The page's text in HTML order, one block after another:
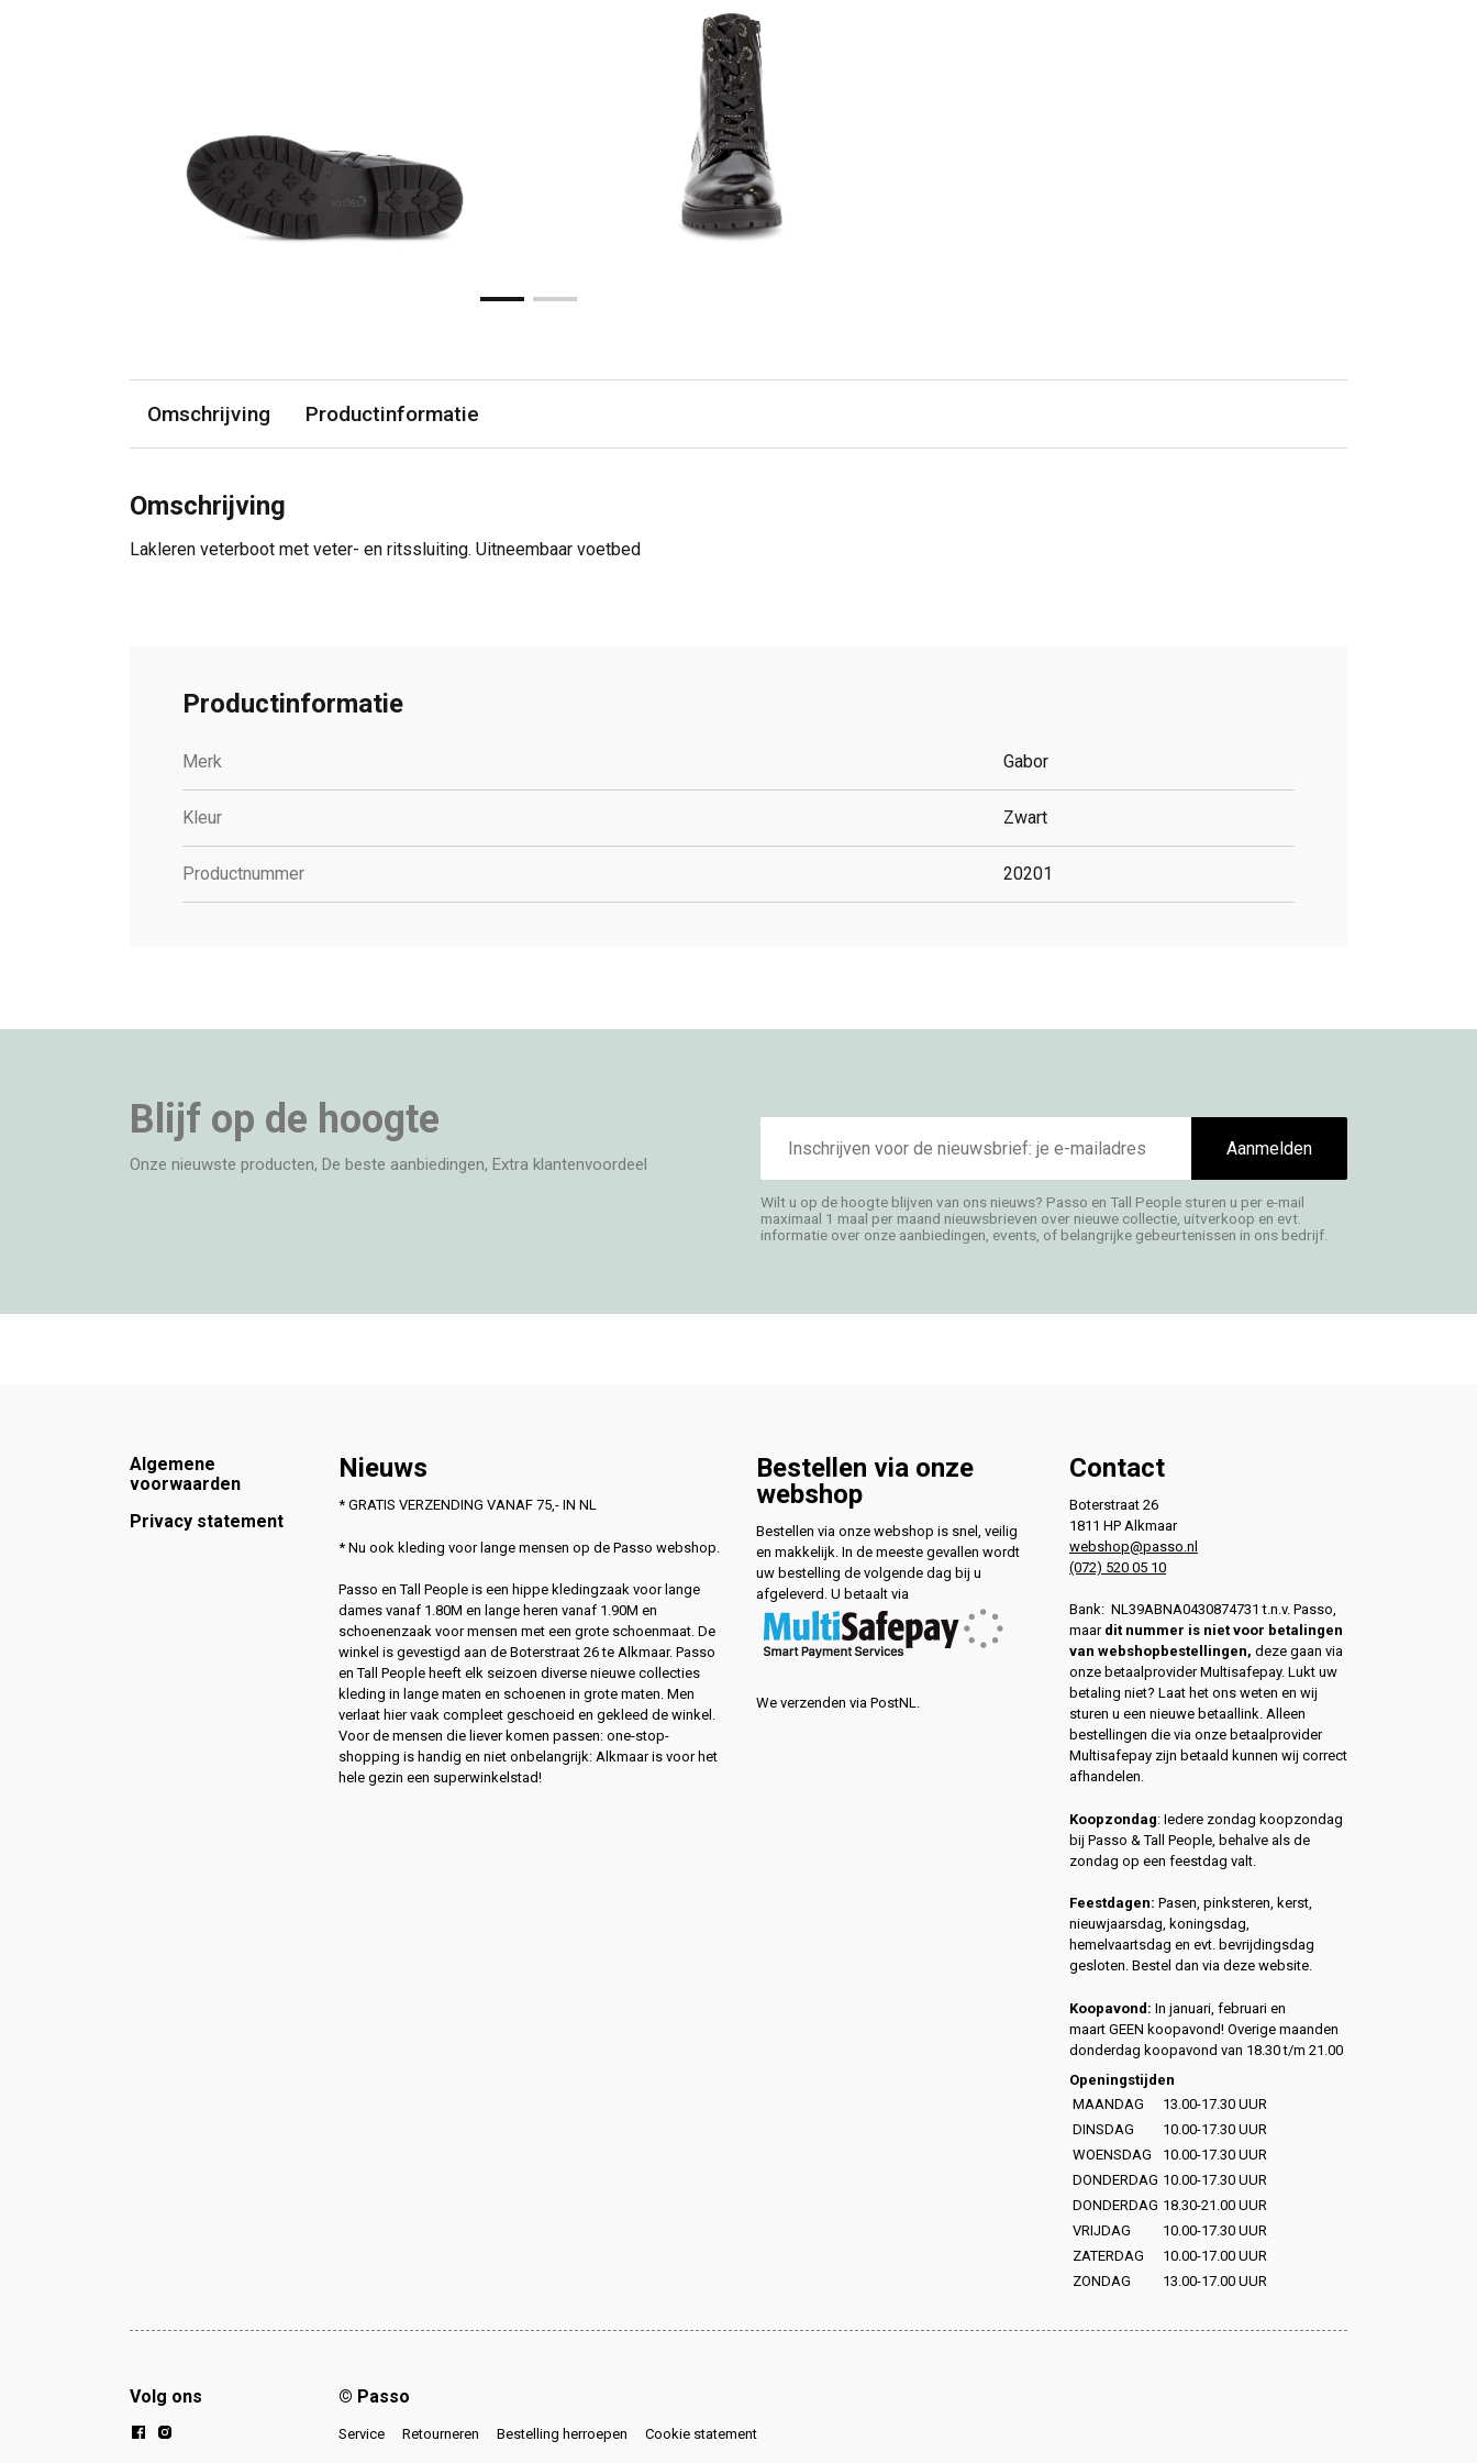
Omschrijving Productinformatie
Omschrijving
Lakleren veterboot met veter- en ritssluiting. Uitneembaar voetbed
Productinformatie
Merk Gabor
Kleur Zwart
Productnummer 20201
Blijf op de hoogte
Onze nieuwste producten, De beste aanbiedingen, Extra klantenvoordeel
E-
mailadres
Aanmelden
Wilt u op de hoogte blijven van ons nieuws? Passo en Tall People sturen u per e-mail
maximaal 1 maal per maand nieuwsbrieven over nieuwe collectie, uitverkoop en evt.
informatie over onze aanbiedingen, events, of belangrijke gebeurtenissen in ons bedrijf.
Footer
Algemene
voorwaarden
Privacy statement
Nieuws
* GRATIS VERZENDING VANAF 75,- IN NL
* Nu ook kleding voor lange mensen op de Passo webshop.
Passo en Tall People is een hippe kledingzaak voor lange
dames vanaf 1.80M en lange heren vanaf 1.90M en
schoenenzaak voor mensen met een grote schoenmaat. De
winkel is gevestigd aan de Boterstraat 26 te Alkmaar. Passo
en Tall People heeft elk seizoen diverse nieuwe collecties
kleding in lange maten en schoenen in grote maten. Men
verlaat hier vaak compleet geschoeid en gekleed de winkel.
Voor de mensen die liever komen passen: one-stop-
shopping is handig en niet onbelangrijk: Alkmaar is voor het
hele gezin een superwinkelstad!
Bestellen via onze
webshop
Bestellen via onze webshop is snel, veilig
en makkelijk. In de meeste gevallen wordt
uw bestelling de volgende dag bij u
afgeleverd. U betaalt via
We verzenden via PostNL.
Contact
Boterstraat 26
1811 HP Alkmaar
webshop@passo.nl
(072) 520 05 10
Bank: NL39ABNA0430874731 t.n.v. Passo,
maardit nummer is niet voor betalingen
van webshopbestellingen, deze gaan via
onze betaalprovider Multisafepay. Lukt uw
betaling niet? Laat het ons weten en wij
sturen u een nieuwe betaallink. Alleen
bestellingen die via onze betaalprovider
Multisafepay zijn betaald kunnen wij correct
afhandelen.
Koopzondag: Iedere zondag koopzondag
bij Passo & Tall People, behalve als de
zondag op een feestdag valt.
Feestdagen: Pasen, pinksteren, kerst,
nieuwjaarsdag, koningsdag,
hemelvaartsdag en evt. bevrijdingsdag
gesloten. Bestel dan via deze website.
Koopavond: In januari, februari en
maart GEEN koopavond! Overige maanden
donderdag koopavond van 18.30 t/m 21.00
Openingstijden
MAANDAG
13.00-17.30 UUR
DINSDAG
10.00-17.30 UUR
WOENSDAG
10.00-17.30 UUR
DONDERDAG 10.00-17.30 UUR
DONDERDAG 18.30-21.00 UUR
VRIJDAG
10.00-17.30 UUR
ZATERDAG
10.00-17.00 UUR
ZONDAG
13.00-17.00 UUR
Volg ons © Passo
Service Retourneren Bestelling herroepen Cookie statement